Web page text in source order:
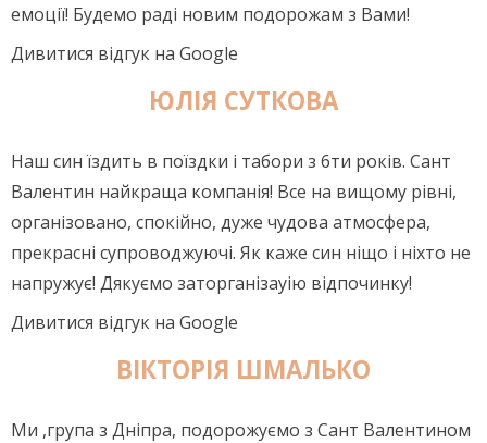
емоції! Будемо раді новим подорожам з Вами!
Дивитися відгук на Google
ЮЛІЯ СУТКОВА
Наш син їздить в поїздки і табори з 6ти років. Сант
Валентин найкраща компанія! Все на вищому рівні,
організовано, спокійно, дуже чудова атмосфера,
прекрасні супроводжуючі. Як каже син ніщо і ніхто не
напружує! Дякуємо заторганізауію відпочинку!
Дивитися відгук на Google
ВІКТОРІЯ ШМАЛЬКО
Ми ,група з Дніпра, подорожуємо з Сант Валентином